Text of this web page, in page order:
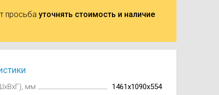
просьба уточнять стоимость и наличие
мм 1461х1090х554